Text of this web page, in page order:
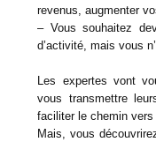
revenus, augmenter
– Vous souhaitez
d’activité, mais vous
Les expertes vont
vous transmettre
faciliter le chemin
Mais, vous